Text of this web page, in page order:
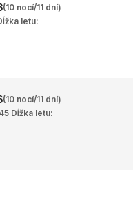
(10 nocí/11 dní)
letu:
(10 nocí/11 dní)
Dĺžka letu: